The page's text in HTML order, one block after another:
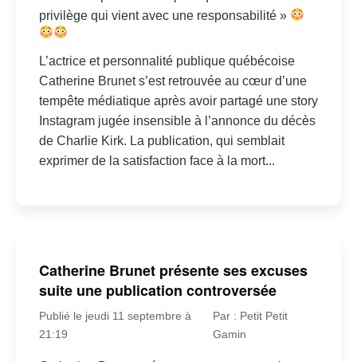
privilège qui vient avec une responsabilité »
L’actrice et personnalité publique québécoise
Catherine Brunet s’est retrouvée au cœur d’une
tempête médiatique après avoir partagé une story
Instagram jugée insensible à l’annonce du décès
de Charlie Kirk. La publication, qui semblait
exprimer de la satisfaction face à la mort...
Catherine Brunet présente ses excuses
suite une publication controversée
Publié le jeudi 11 septembre à
21:19
Par : Petit Petit
Gamin